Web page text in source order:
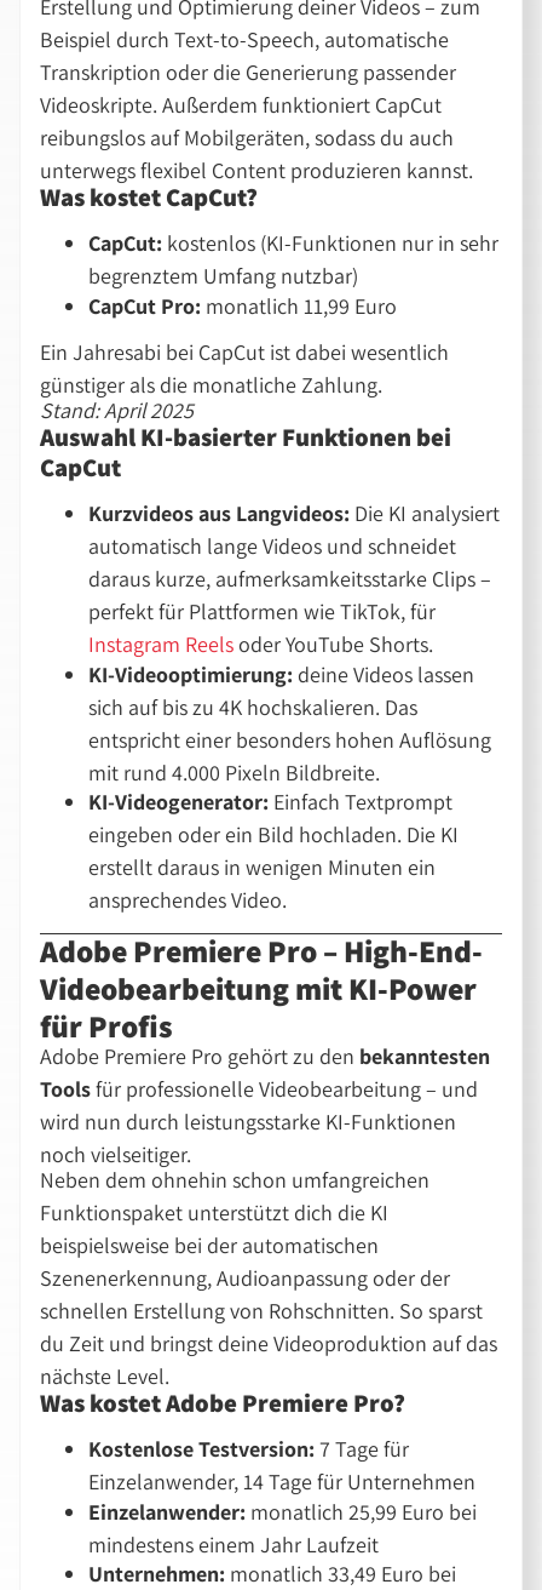
Erstellung und Optimierung deiner Videos – zum
Beispiel durch Text-to-Speech, automatische
Transkription oder die Generierung passender
Videoskripte. Außerdem funktioniert CapCut
reibungslos auf Mobilgeräten, sodass du auch
unterwegs flexibel Content produzieren kannst.
Was kostet CapCut?
CapCut: kostenlos (KI-Funktionen nur in sehr
begrenztem Umfang nutzbar)
CapCut Pro: monatlich 11,99 Euro
Ein Jahresabi bei CapCut ist dabei wesentlich
günstiger als die monatliche Zahlung.
Stand: April 2025
Auswahl KI-basierter Funktionen bei
CapCut
Kurzvideos aus Langvideos: Die KI analysiert
automatisch lange Videos und schneidet
daraus kurze, aufmerksamkeitsstarke Clips –
perfekt für Plattformen wie TikTok, für
Instagram Reelsoder YouTube Shorts.
KI-Videooptimierung: deine Videos lassen
sich auf bis zu 4K hochskalieren. Das
entspricht einer besonders hohen Auflösung
mit rund 4.000 Pixeln Bildbreite.
KI-Videogenerator: Einfach Textprompt
eingeben oder ein Bild hochladen. Die KI
erstellt daraus in wenigen Minuten ein
ansprechendes Video.
Adobe Premiere Pro – High-End-
Videobearbeitung mit KI-Power
für Profis
Adobe Premiere Pro gehört zu den bekanntesten
Toolsfür professionelle Videobearbeitung – und
wird nun durch leistungsstarke KI-Funktionen
noch vielseitiger.
Neben dem ohnehin schon umfangreichen
Funktionspaket unterstützt dich die KI
beispielsweise bei der automatischen
Szenenerkennung, Audioanpassung oder der
schnellen Erstellung von Rohschnitten. So sparst
du Zeit und bringst deine Videoproduktion auf das
nächste Level.
Was kostet Adobe Premiere Pro?
Kostenlose Testversion: 7 Tage für
Einzelanwender, 14 Tage für Unternehmen
Einzelanwender: monatlich 25,99 Euro bei
mindestens einem Jahr Laufzeit
Unternehmen: monatlich 33,49 Euro bei